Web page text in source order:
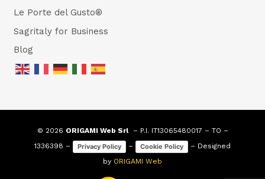
Le Porte del Gusto®
Sagritaly for Business
Blog
© 2026 ORIGAMI Web Srl– P.I. IT13065480017 – TO –
1336398 –
Privacy Policy – Cookie Policy
– Designed
by ORIGAMI Web